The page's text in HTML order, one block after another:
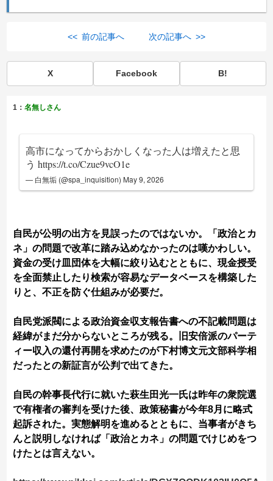
<< 前の記事へ 次の記事へ >>
X Facebook B!
1：名無しさん
高市になってからおかしくなった人は増えたと思
うhttps://t.co/Czue9vcO1e
— 白無垢 (@spa_inquisition) May 9, 2026
自民が公明の出方を見誤ったのではないか。「政治とカ
ネ」の問題で改革に踏み込めなかったのは嘆かわしい。
資金の受け皿団体を大幅に絞り込むとともに、現金授受
を全面禁止したり検索が容易なデータベースを構築した
りと、不正を防ぐ仕組みが必要だ。
自民党派閥による政治資金収支報告書への不記載問題は
経緯がまだ分からないところが残る。旧安倍派のパーテ
ィー収入の還付再開を求めたのが下村博文元文部科学相
だったとの新証言が公判で出てきた。
自民の幹事長代行に就いた萩生田光一氏は昨年の衆院選
で有権者の審判を受けた後、政策秘書が今年8月に略式
起訴された。実態解明を進めるとともに、当事者がきち
んと説明しなければ「政治とカネ」の問題でけじめをつ
けたとは言えない。